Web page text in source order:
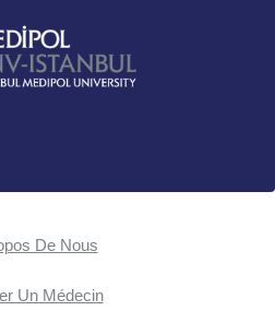
De Nous
Un Médecin